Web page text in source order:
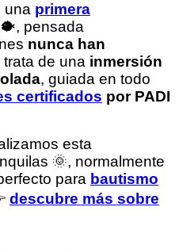
una primera
🐡, pensada
nunca han
trata de una inmersión
, guiada en todo
certificados por PADI
esta
🌞, normalmente
para bautismo
descubre más sobre